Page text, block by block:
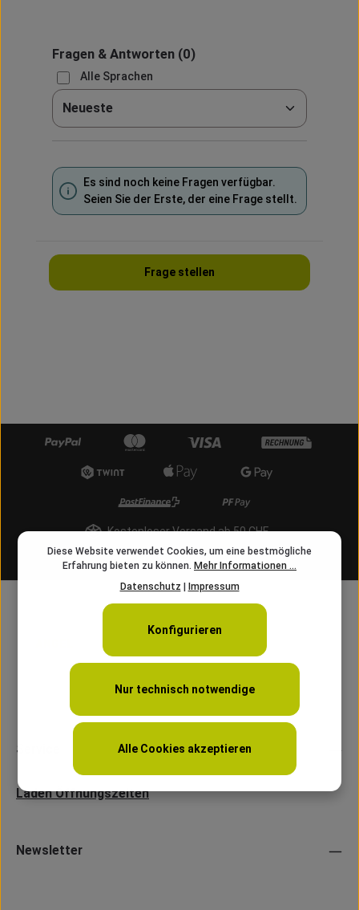
Fragen & Antworten(0)
Alle Sprachen
Sortieren nach
Es sind noch keine Fragen verfügbar.
Seien Sie der Erste, der eine Frage stellt.
Frage stellen
Kostenloser Versand ab 50 CHF
info@angelschnur.ch
Service
Laden Öffnungszeiten
Newsletter
Diese Website verwendet Cookies, um eine bestmögliche
Erfahrung bieten zu können. Mehr Informationen ...
Datenschutz
Impressum
Nur technisch notwendige
Konfigurieren
Alle Cookies akzeptieren